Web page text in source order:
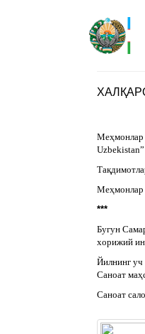
Меҳмонлар
Меҳмонлар
***
Бугун
хорижий
Йилнинг уч
Саноат
Саноат